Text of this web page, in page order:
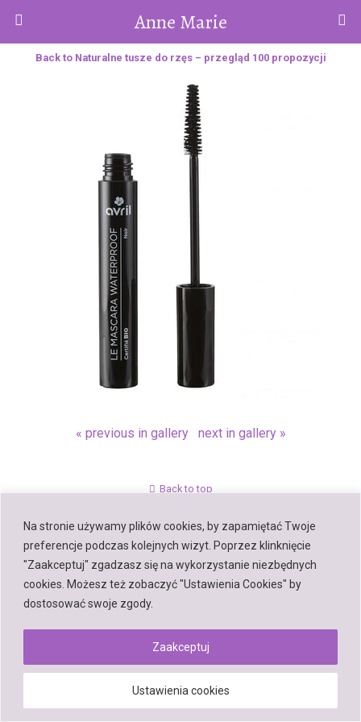
Na stronie używamy plików cookies, by zapamiętać Twoje
preferencje podczas kolejnych wizyt. Poprzez klinknięcie
"Zaakceptuj" zgadzasz się na wykorzystanie niezbędnych
cookies. Możesz też zobaczyć "Ustawienia Cookies" by
dostosować swoje zgody.
Ustawienia cookies
Zaakceptuj
Anne Marie
Back to Naturalne tusze do rzęs – przegląd 100 propozycji
« previous in gallery next in gallery »
Back to top
Mobile Desktop
WPtouch Mobile Suite for WordPress